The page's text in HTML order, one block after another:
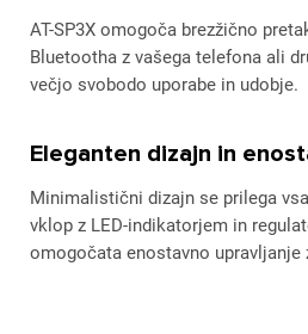
AT-SP3X omogoča brezžično
Bluetootha z vašega telefona ali
večjo svobodo uporabe in udobje.
Eleganten dizajn in
Minimalistični dizajn se prilega
vklop z LED-indikatorjem in
omogočata enostavno upravljanje